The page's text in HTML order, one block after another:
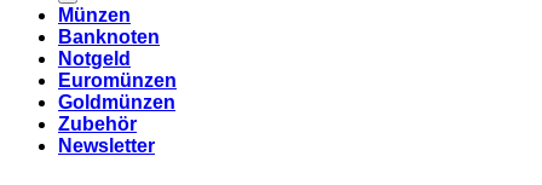
Münzen
Banknoten
Notgeld
Euromünzen
Goldmünzen
Zubehör
Newsletter